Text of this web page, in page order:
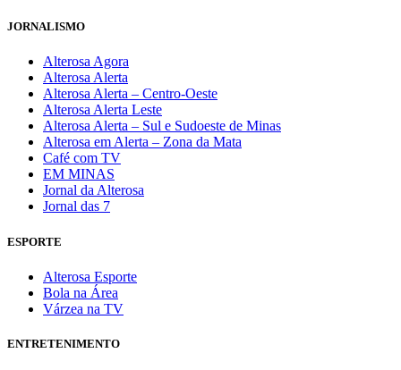
JORNALISMO
Alterosa Agora
Alterosa Alerta
Alterosa Alerta – Centro-Oeste
Alterosa Alerta Leste
Alterosa Alerta – Sul e Sudoeste de Minas
Alterosa em Alerta – Zona da Mata
Café com TV
EM MINAS
Jornal da Alterosa
Jornal das 7
ESPORTE
Alterosa Esporte
Bola na Área
Várzea na TV
ENTRETENIMENTO